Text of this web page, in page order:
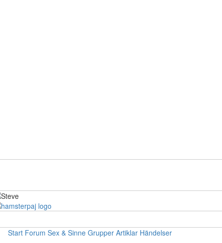
Start Forum Sex & Sinne Grupper Artiklar Händelser